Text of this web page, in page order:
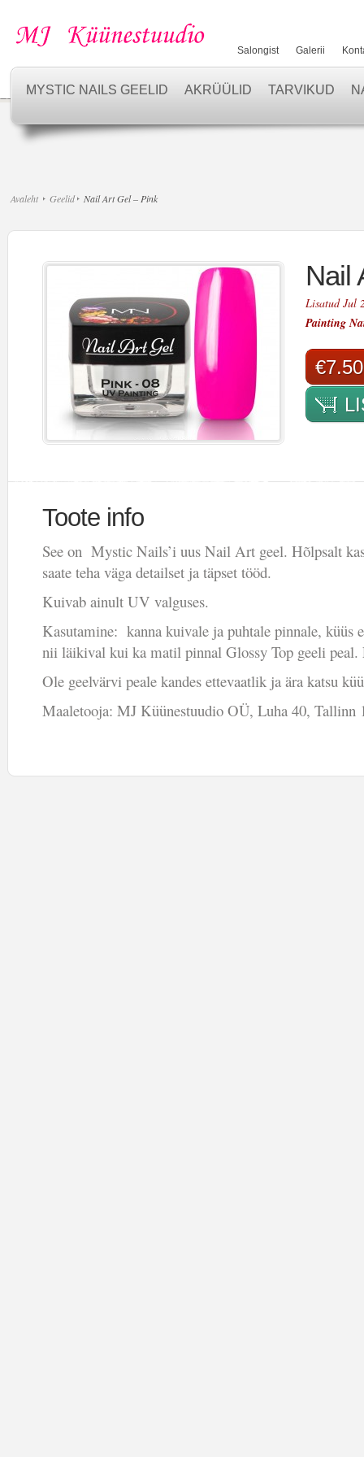
Salongist Galerii
MYSTIC NAILS GEELID AKRÜÜLID TARVIKUD
Avaleht Geelid Nail Art Gel – Pink
Nail
Lisatud Jul
Painting
€7.50
Toote info
See on Mystic Nails’i uus Nail Art geel. Hõlpsalt
saate teha väga detailset ja täpset tööd.
Kuivab ainult UV valguses.
Kasutamine: kanna kuivale ja puhtale pinnale, küüs
nii läikival kui ka matil pinnal Glossy Top geeli peal.
Ole geelvärvi peale kandes ettevaatlik ja ära katsu
Maaletooja: MJ Küünestuudio OÜ, Luha 40, Tallinn